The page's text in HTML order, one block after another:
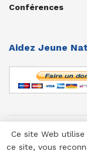
Conférences
Aidez Jeune
© 1958-2025 Jeune
Ce site Web
ce site, vous